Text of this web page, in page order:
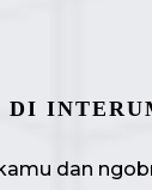
DI
dan